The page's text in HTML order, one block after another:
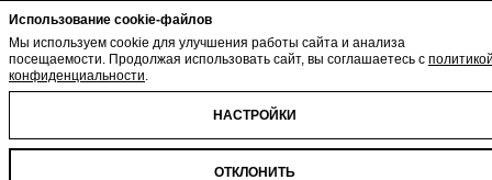
Использование cookie-файлов
Мы используем cookie для улучшения работы сайта и анализа
посещаемости. Продолжая использовать сайт, вы соглашаетесь с
конфиденциальности.
НАСТРОЙКИ
ОТКЛОНИТЬ